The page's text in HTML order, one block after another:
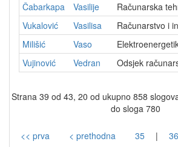
Čabarkapa
Vasilije Računarska
Vukalović
Vasilisa Računarstvo i
Milišić
Vaso
Vujinović
Vedran Odsjek
Strana 39 od 43, 20 od ukupno 858
do sloga 780
<< prva < prethodna 35 | 36